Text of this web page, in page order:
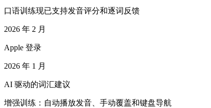
口语训练现已支持发音评分和逐词反馈
2026 年 2 月
Apple 登录
2026 年 1 月
AI 驱动的词汇建议
增强训练：自动播放发音、手动覆盖和键盘导航